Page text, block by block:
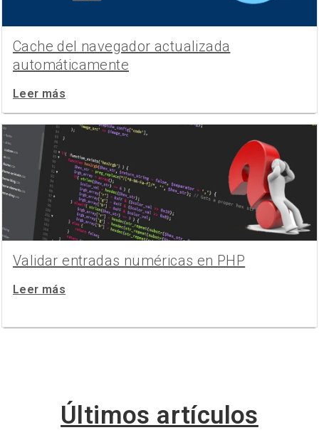
Cache del navegador actualizada
automáticamente
Leer más
Validar entradas numéricas en PHP
Leer más
Últimos artículos